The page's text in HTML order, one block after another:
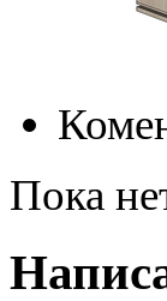
Пока